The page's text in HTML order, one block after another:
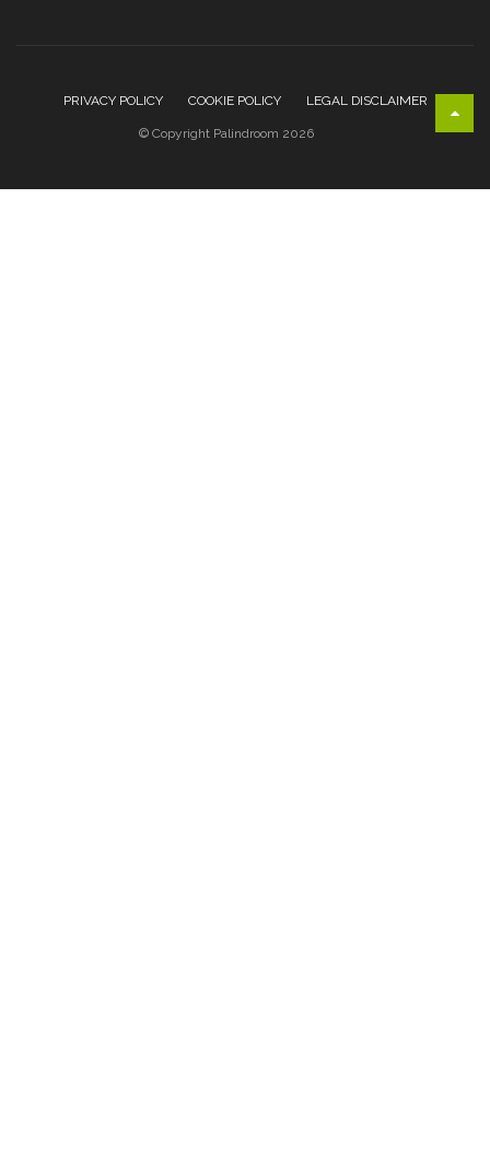
PRIVACY POLICY COOKIE POLICY LEGAL DISCLAIMER
© Copyright Palindroom 2026